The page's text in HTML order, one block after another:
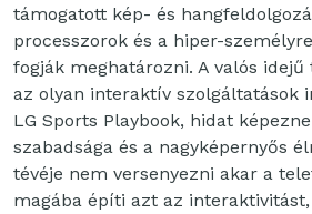
támogatott kép- és
processzorok és a hiper-
fogják meghatározni. A valós
az olyan interaktív szolgáltatások
LG Sports Playbook, hidat
szabadsága és a nagyképernyős
tévéje nem versenyezni akar a
magába építi azt az